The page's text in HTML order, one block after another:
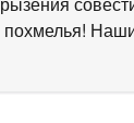
похмелья!